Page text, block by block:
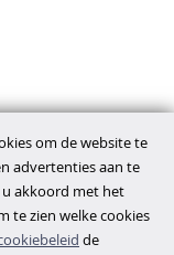
om de website te
advertenties aan te
u akkoord met het
te zien welke cookies
de